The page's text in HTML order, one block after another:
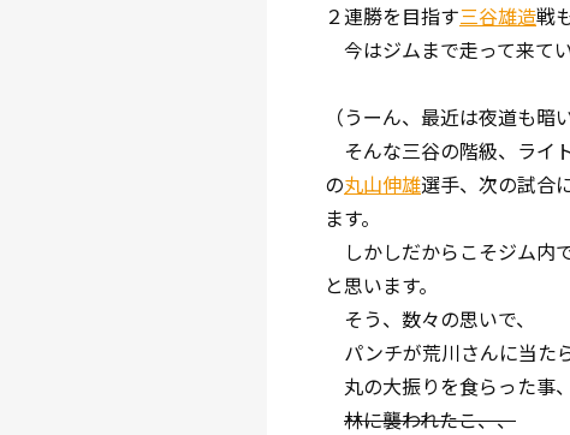
２連勝を目指す三谷雄造戦
今はジムまで走って来て
（うーん、最近は夜道も暗
そんな三谷の階級、ライ
の丸山伸雄選手、次の試合
ます。
しかしだからこそジム内
と思います。
そう、数々の思いで、
パンチが荒川さんに当た
丸の大振りを食らった事、
林に襲われたこ、、